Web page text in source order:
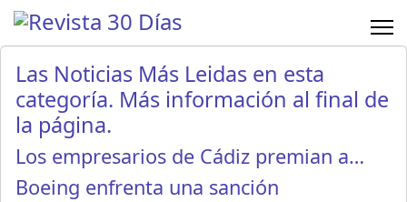
Las Noticias Más Leidas en esta
categoría. Más información al final de
la página.
Los empresarios de Cádiz premian a…
Boeing enfrenta una sanción